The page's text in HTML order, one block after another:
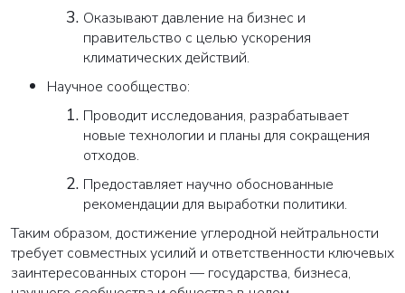
Оказывают давление на бизнес и
правительство с целью ускорения
климатических действий.
Научное сообщество:
Проводит исследования, разрабатывает
новые технологии и планы для сокращения
отходов.
Предоставляет научно обоснованные
рекомендации для выработки политики.
Таким образом, достижение углеродной нейтральности
требует совместных усилий и ответственности ключевых
заинтересованных сторон — государства, бизнеса,